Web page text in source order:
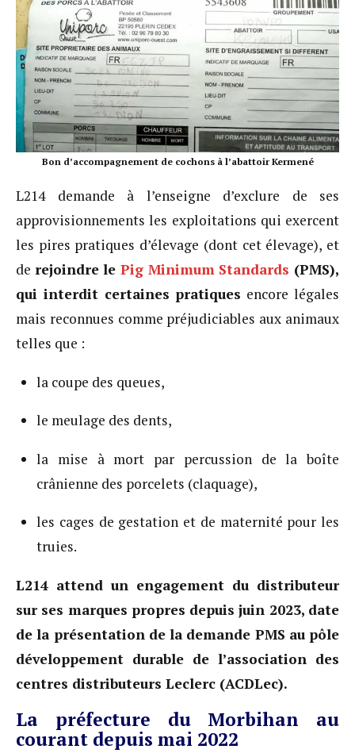
Bon d’accompagnement de cochons à l’abattoir Kermené
L214 demande à l’enseigne d’exclure de ses
approvisionnements les exploitations qui exercent
les pires pratiques d’élevage (dont cet élevage), et
de rejoindre lePig Minimum Standards (PMS),
qui interdit certaines pratiques encore légales
mais reconnues comme préjudiciables aux animaux
telles que :
la coupe des queues,
le meulage des dents,
la mise à mort par percussion de la boîte
crânienne des porcelets (claquage),
les cages de gestation et de maternité pour les
truies.
L214 attend un engagement du distributeur
sur ses marques propres depuis juin 2023, date
de la présentation de la demande PMS au pôle
développement durable de l’association des
centres distributeurs Leclerc (ACDLec).
La préfecture du Morbihan au
courant depuis mai 2022